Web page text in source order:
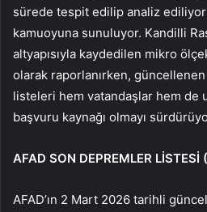
sürede tespit edilip analiz
kamuoyuna sunuluyor. Kandilli
altyapısıyla kaydedilen mikro
olarak raporlanırken,
listeleri hem vatandaşlar hem de
başvuru kaynağı olmayı
AFAD SON DEPREMLER
AFAD’ın 2 Mart 2026 tarihli